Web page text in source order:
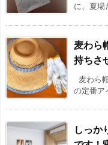
に、夏場
麦わら
持ちさ
麦わら
の定番ア
しっか